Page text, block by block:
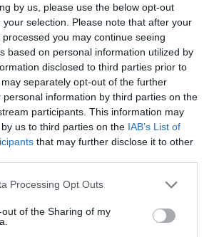
by us, please use the below opt-out
selection. Please note that after your
you may continue seeing
based on personal information utilized by
disclosed to third parties prior to
separately opt-out of the further
personal information by third parties on the
participants. This information may
us to third parties on the IAB’s List of
that may further disclose it to other
website/app uses one or more Google
visit or usage behaviour. You may click to
to Google and its third-party tags to
Processing Opt Outs
of the Sharing of my
τη σημασία του θέματος της
δεδομένων σας καθώς και των
σας συναλλαγών και λαμβάνει όλα τα
με τις πιο σύγχρονες και προηγμένες
να εξασφαλίζεται η μέγιστη δυνατή
οι πληροφορίες, οι οποίες σχετίζονται
σας στοιχεία και τις συναλλαγές σας,
και απόρρητες. Η ασφάλεια του
polychromo.gr επιτυγχάνεται
με τις ακόλουθες μεθόδους.